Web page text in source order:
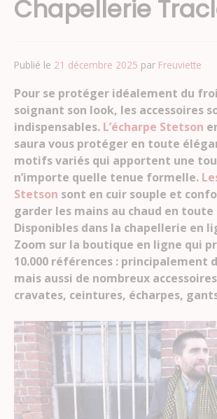
Chapellerie
Publié le 21 décembre 2025 par Freuviette
Pour se protéger idéalement du
soignant son look, les accessoires
indispensables. L’écharpe Stetson
saura vous protéger en toute
motifs variés qui apportent une
n’importe quelle tenue formelle.
Stetson sont en cuir souple et
garder les mains au chaud en toute
Disponibles dans la chapellerie en
Zoom sur la boutique en ligne qui
10.000 références : principalement
mais aussi de nombreux
cravates, ceintures, écharpes,